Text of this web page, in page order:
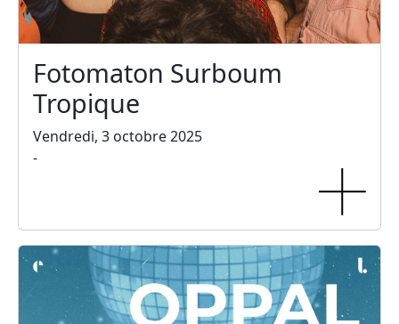
Fotomaton Surboum
Tropique
Vendredi, 3 octobre 2025
-